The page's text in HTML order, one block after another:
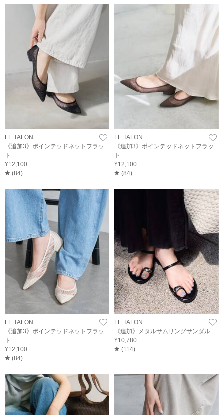
LE TALON
《追加3》ポインテッドネットフラッ
ト
¥12,100
(84)
LE TALON
《追加3》ポインテッドネットフラッ
ト
¥12,100
(84)
LE TALON
《追加3》ポインテッドネットフラッ
ト
¥12,100
(84)
LE TALON
《追加》メタルサムリングサンダル
¥10,780
(114)